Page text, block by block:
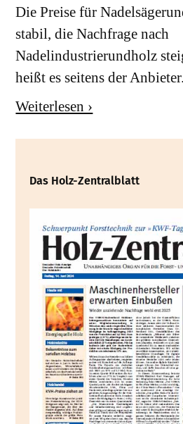
Die Preise für
stabil, die Nachfrage nach
Nadelindustrierundholz
heißt es seitens der Anbieter.
Weiterlesen ›
Das Holz-Zentralblatt